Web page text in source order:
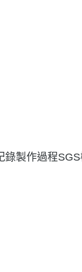
錄製作過程